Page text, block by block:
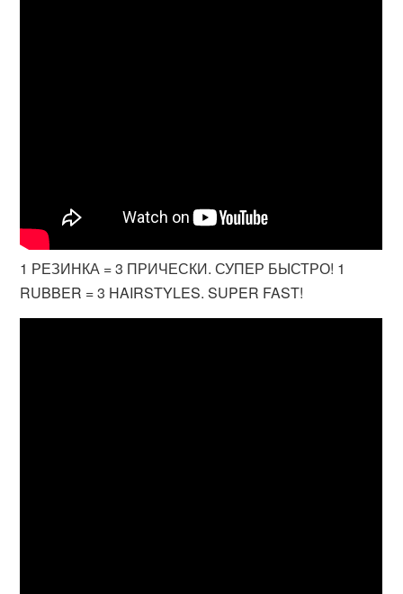
1 РЕЗИНКА = 3 ПРИЧЕСКИ. СУПЕР БЫСТРО! 1
RUBBER = 3 HAIRSTYLES. SUPER FAST!